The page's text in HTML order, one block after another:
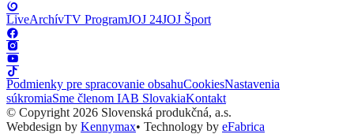
LiveArchívTV ProgramJOJ 24JOJ Šport
Podmienky pre spracovanie obsahuCookiesNastavenia
súkromiaSme členom IAB SlovakiaKontakt
© Copyright 2026 Slovenská produkčná, a.s.
Webdesign by Kennymax• Technology by eFabrica